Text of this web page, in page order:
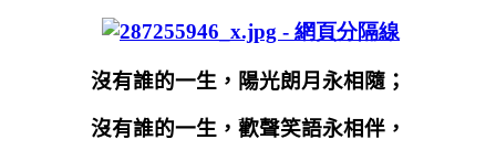
沒有誰的一生，陽光朗月永相隨；
沒有誰的一生，歡聲笑語永相伴，